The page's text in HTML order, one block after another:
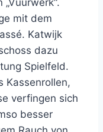
mit dem
Katwijk
dazu
Spielfeld.
Kassenrollen,
verfingen sich
besser